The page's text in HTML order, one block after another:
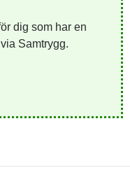
dig som har en
Samtrygg.